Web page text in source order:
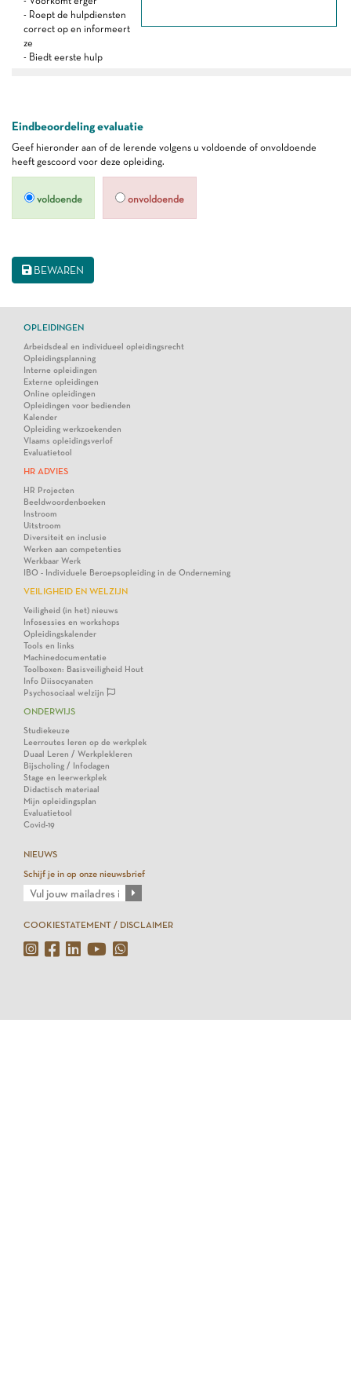
- Roept de hulpdiensten
correct op en informeert
ze
- Biedt eerste hulp
Eindbeoordeling evaluatie
Geef hieronder aan of de lerende volgens u voldoende of onvoldoende
heeft gescoord voor deze opleiding.
voldoende onvoldoende
BEWAREN
OPLEIDINGEN
Arbeidsdeal en individueel opleidingsrecht
Opleidingsplanning
Interne opleidingen
Externe opleidingen
Online opleidingen
Opleidingen voor bedienden
Kalender
Opleiding werkzoekenden
Vlaams opleidingsverlof
Evaluatietool
HR ADVIES
HR Projecten
Beeldwoordenboeken
Instroom
Uitstroom
Diversiteit en inclusie
Werken aan competenties
Werkbaar Werk
IBO - Individuele Beroepsopleiding in de Onderneming
VEILIGHEID EN WELZIJN
Veiligheid (in het) nieuws
Infosessies en workshops
Opleidingskalender
Tools en links
Machinedocumentatie
Toolboxen: Basisveiligheid Hout
Info Diisocyanaten
Psychosociaal welzijn
ONDERWIJS
Studiekeuze
Leerroutes leren op de werkplek
Duaal Leren / Werkplekleren
Bijscholing / Infodagen
Stage en leerwerkplek
Didactisch materiaal
Mijn opleidingsplan
Evaluatietool
Covid-19
NIEUWS
Schijf je in op onze nieuwsbrief
COOKIESTATEMENT / DISCLAIMER